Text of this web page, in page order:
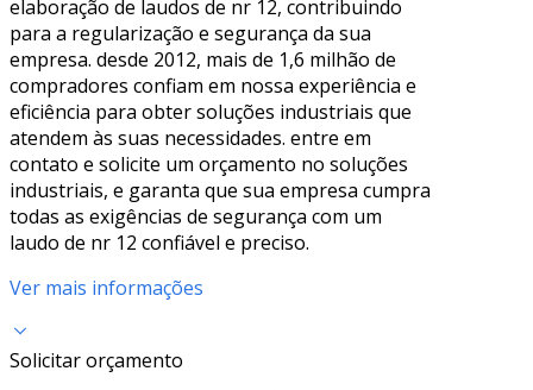
elaboração de laudos de nr 12, contribuindo
para a regularização e segurança da sua
empresa. desde 2012, mais de 1,6 milhão de
compradores confiam em nossa experiência e
eficiência para obter soluções industriais que
atendem às suas necessidades. entre em
contato e solicite um orçamento no soluções
industriais, e garanta que sua empresa cumpra
todas as exigências de segurança com um
laudo de nr 12 confiável e preciso.
Ver mais informações
Solicitar orçamento